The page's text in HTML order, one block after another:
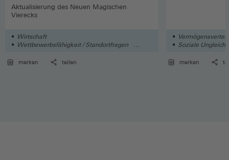
STEIGEN
Aktualisierung des Neuen Magischen
Vierecks
Wirtschaft
Wettbewerbsfähigkeit / Standortfragen
merken
teilen
Soziale
merken